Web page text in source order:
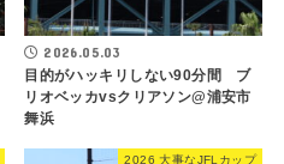
2026.05.03
目的がハッキリしない90分間 ブ
リオベッカvsクリアソン@浦安市
舞浜
2026 大事なJFLカップ